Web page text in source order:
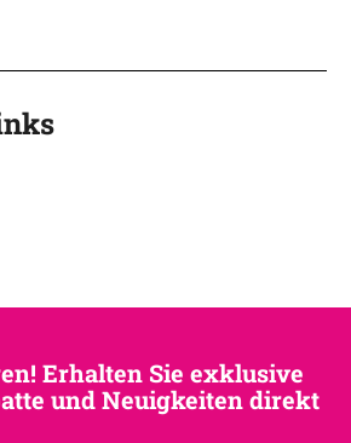
Erhalten Sie exklusive
und Neuigkeiten direkt